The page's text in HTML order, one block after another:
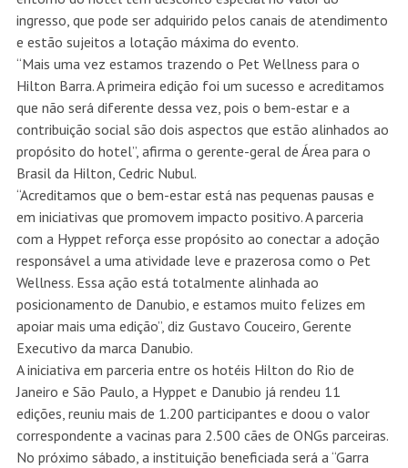
ingresso, que pode ser adquirido pelos canais de atendimento
e estão sujeitos a lotação máxima do evento.
“Mais uma vez estamos trazendo o Pet Wellness para o
Hilton Barra. A primeira edição foi um sucesso e acreditamos
que não será diferente dessa vez, pois o bem-estar e a
contribuição social são dois aspectos que estão alinhados ao
propósito do hotel”, afirma o gerente-geral de Área para o
Brasil da Hilton, Cedric Nubul.
“Acreditamos que o bem-estar está nas pequenas pausas e
em iniciativas que promovem impacto positivo. A parceria
com a Hyppet reforça esse propósito ao conectar a adoção
responsável a uma atividade leve e prazerosa como o Pet
Wellness. Essa ação está totalmente alinhada ao
posicionamento de Danubio, e estamos muito felizes em
apoiar mais uma edição”, diz Gustavo Couceiro, Gerente
Executivo da marca Danubio.
A iniciativa em parceria entre os hotéis Hilton do Rio de
Janeiro e São Paulo, a Hyppet e Danubio já rendeu 11
edições, reuniu mais de 1.200 participantes e doou o valor
correspondente a vacinas para 2.500 cães de ONGs parceiras.
No próximo sábado, a instituição beneficiada será a “Garra